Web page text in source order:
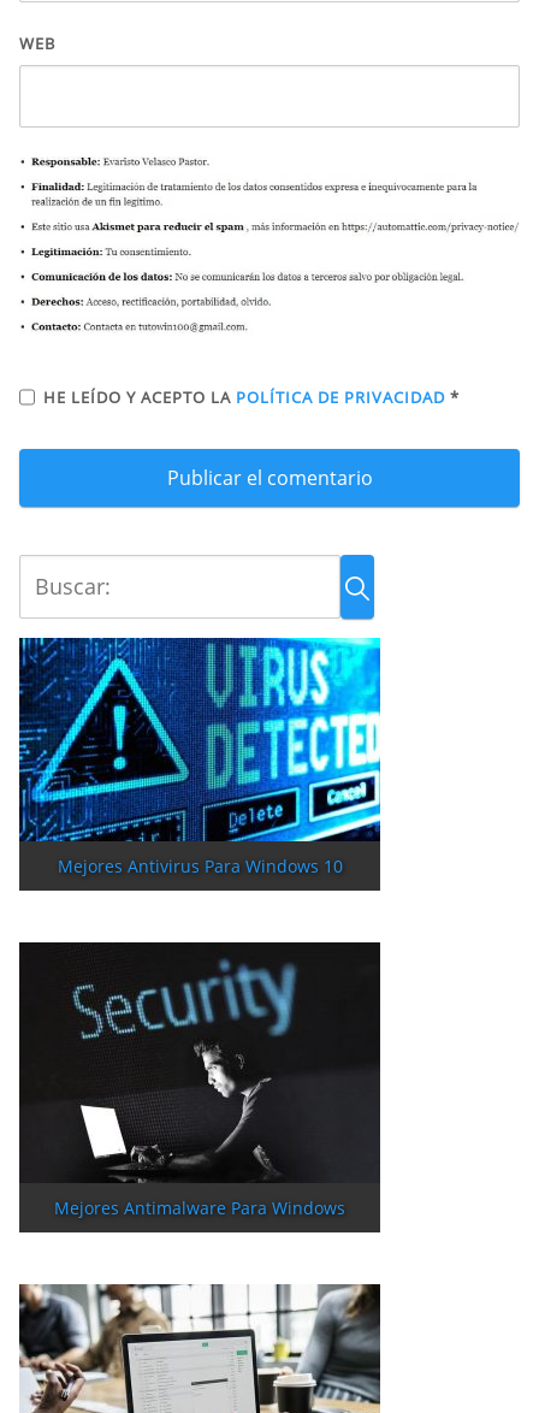
WEB
HE LEÍDO Y ACEPTO LA POLÍTICA DE PRIVACIDAD *
Mejores Antivirus Para Windows 10
Mejores Antimalware Para Windows